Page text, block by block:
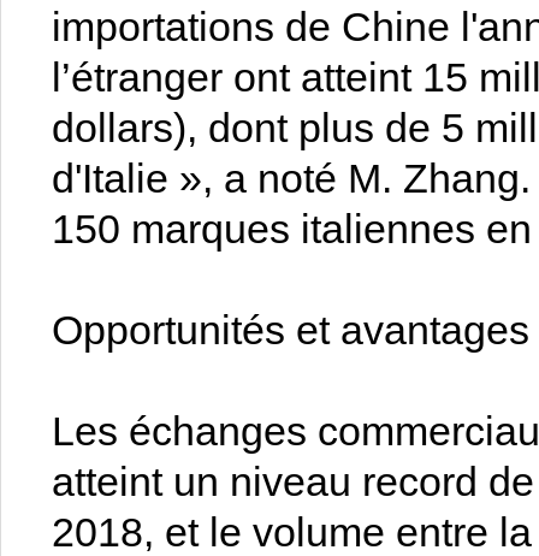
importations de Chine
l’étranger ont atteint 15
dollars), dont plus de 5
d'Italie », a noté M.
150 marques italiennes
Opportunités et avantages
Les échanges
atteint un niveau record
2018, et le volume entre